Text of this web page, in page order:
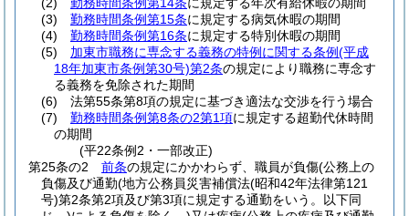
(3)
勤務時間条例第15条に規定する病気休暇の期間
(4)
勤務時間条例第16条に規定する特別休暇の期間
(5)
加東市職務に専念する義務の特例に関する条例(平成
18年加東市条例第30号)第2条の規定により職務に専念す
る義務を免除された期間
(6)
法第55条第8項の規定に基づき適法な交渉を行う場合
(7)
勤務時間条例第8条の2第1項に規定する超勤代休時間
の期間
(平22条例2・一部改正)
第25条の2
前条の規定にかかわらず、職員が負傷(公務上の
負傷及び通勤(地方公務員災害補償法(昭和42年法律第121
号)第2条第2項及び第3項に規定する通勤をいう。以下同